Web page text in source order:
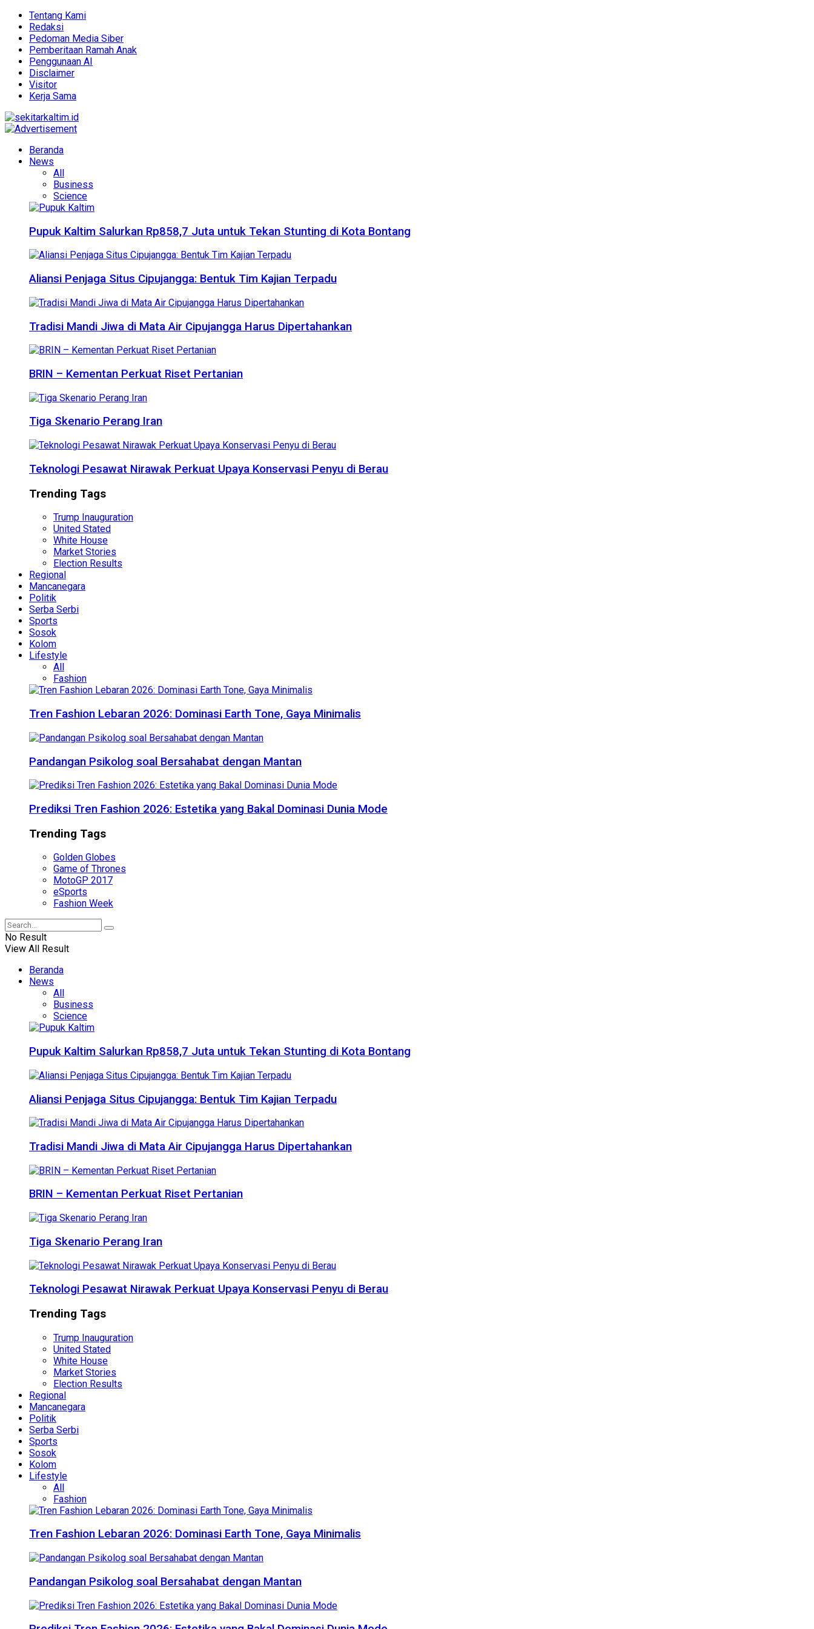
Tentang Kami
Redaksi
Pedoman Media Siber
Pemberitaan Ramah Anak
Penggunaan AI
Disclaimer
Visitor
Kerja Sama
Beranda
News
All
Business
Science
Pupuk Kaltim Salurkan Rp858,7 Juta untuk Tekan Stunting di Kota Bontang
Aliansi Penjaga Situs Cipujangga: Bentuk Tim Kajian Terpadu
Tradisi Mandi Jiwa di Mata Air Cipujangga Harus Dipertahankan
BRIN – Kementan Perkuat Riset Pertanian
Tiga Skenario Perang Iran
Teknologi Pesawat Nirawak Perkuat Upaya Konservasi Penyu di Berau
Trending Tags
Trump Inauguration
United Stated
White House
Market Stories
Election Results
Regional
Mancanegara
Politik
Serba Serbi
Sports
Sosok
Kolom
Lifestyle
All
Fashion
Tren Fashion Lebaran 2026: Dominasi Earth Tone, Gaya Minimalis
Pandangan Psikolog soal Bersahabat dengan Mantan
Prediksi Tren Fashion 2026: Estetika yang Bakal Dominasi Dunia Mode
Trending Tags
Golden Globes
Game of Thrones
MotoGP 2017
eSports
Fashion Week
No Result
View All Result
Beranda
News
All
Business
Science
Pupuk Kaltim Salurkan Rp858,7 Juta untuk Tekan Stunting di Kota Bontang
Aliansi Penjaga Situs Cipujangga: Bentuk Tim Kajian Terpadu
Tradisi Mandi Jiwa di Mata Air Cipujangga Harus Dipertahankan
BRIN – Kementan Perkuat Riset Pertanian
Tiga Skenario Perang Iran
Teknologi Pesawat Nirawak Perkuat Upaya Konservasi Penyu di Berau
Trending Tags
Trump Inauguration
United Stated
White House
Market Stories
Election Results
Regional
Mancanegara
Politik
Serba Serbi
Sports
Sosok
Kolom
Lifestyle
All
Fashion
Tren Fashion Lebaran 2026: Dominasi Earth Tone, Gaya Minimalis
Pandangan Psikolog soal Bersahabat dengan Mantan